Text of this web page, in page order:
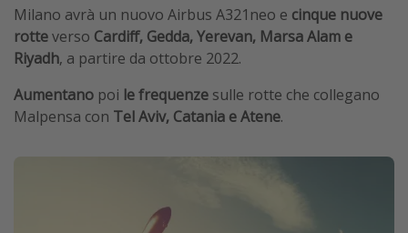
Milano avrà un nuovo Airbus A321neo e cinque nuove
rotteverso Cardiff, Gedda, Yerevan, Marsa Alam e
Riyadh, a partire da ottobre 2022.
Aumentano poi le frequenze sulle rotte che collegano
Malpensa con Tel Aviv, Catania e Atene.